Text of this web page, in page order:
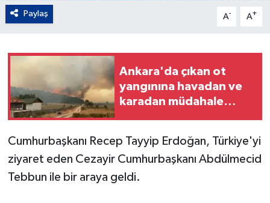
Paylaş A- A+
Ankara'da çıkan ot
yangınına havadan ve
karadan müdahale
Cumhurbaşkanı Recep Tayyip Erdoğan, Türkiye'yi
ziyaret eden Cezayir Cumhurbaşkanı Abdülmecid
Tebbun ile bir araya geldi.